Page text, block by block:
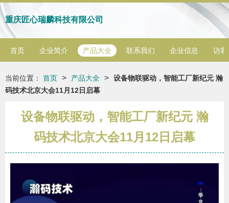
重庆匠心瑞麟科技有限公司
首页 企业简介 产品大全 联系我们 企业信息 访客
当前位置： 首页 > 产品大全 > 设备物联驱动，智能工厂新纪元 瀚
码技术北京大会11月12日启幕
设备物联驱动，智能工厂新纪元 瀚
码技术北京大会11月12日启幕